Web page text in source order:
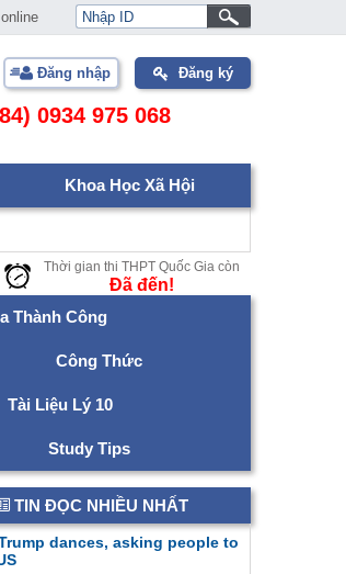
Đăng nhập Đăng ký
0934 975 068
Khoa Học Xã Hội
Thời gian thi THPT Quốc Gia còn
Ðã đến!
Thành Công
Công Thức
Tài Liệu Lý 10
Study Tips
TIN ĐỌC NHIỀU NHẤT
dances, asking people to